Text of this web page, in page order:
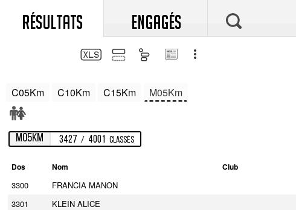
RÉSULTATS ENGAGÉS
C05Km C10Km C15Km M05Km
M05Km 3427 / 4001 Classés
Dos Nom Club
3300 FRANCIA MANON
3301
KLEIN ALICE